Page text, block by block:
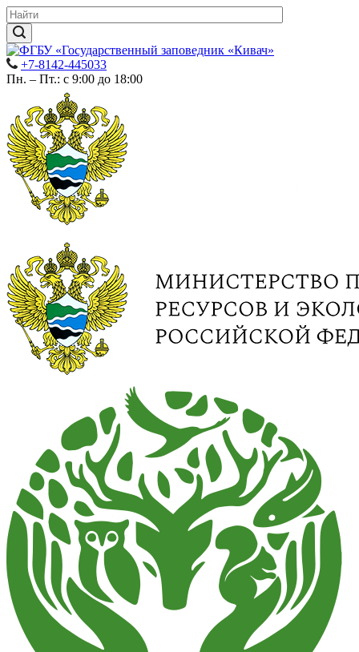
+7-8142-445033
Пн. – Пт.: с 9:00 до 18:00